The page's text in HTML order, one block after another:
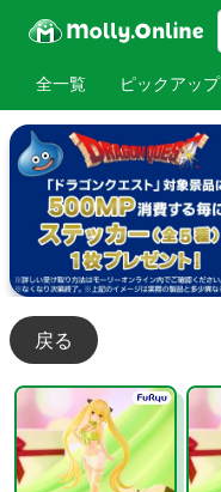
全一覧 ピックアップ
戻る